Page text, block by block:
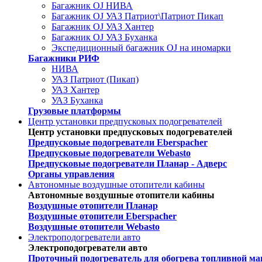
Багажник OJ НИВА
Багажник OJ УАЗ Патриот\Патриот Пикап
Багажник OJ УАЗ Хантер
Багажник OJ УАЗ Буханка
Экспедиционный багажник OJ на иномарки
Багажники РИФ
НИВА
УАЗ Патриот (Пикап)
УАЗ Хантер
УАЗ Буханка
Грузовые платформы
Центр установки предпусковых подогревателей
Центр установки предпусковых подогревателей
Предпусковые подогреватели Eberspacher
Предпусковые подогреватели Webasto
Предпусковые подогреватели Планар - Адверс
Органы управления
Автономные воздушные отопители кабины
Автономные воздушные отопители кабины
Воздушные отопители Планар
Воздушные отопители Eberspacher
Воздушные отопители Webasto
Электроподогреватели авто
Электроподогреватели авто
Проточный подогреватель для обогрева топливной